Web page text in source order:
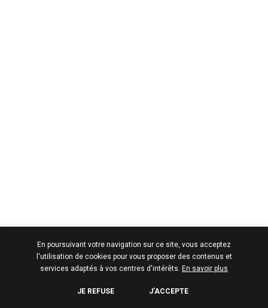
En poursuivant votre navigation sur ce site, vous acceptez
l'utilisation de cookies pour vous proposer des contenus et
services adaptés à vos centres d'intérêts. En savoir plus
JE REFUSE J’ACCEPTE